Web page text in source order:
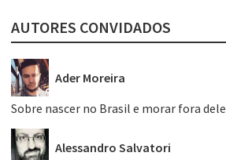
AUTORES CONVIDADOS
Ader Moreira
Sobre nascer no Brasil e morar fora dele
Alessandro Salvatori